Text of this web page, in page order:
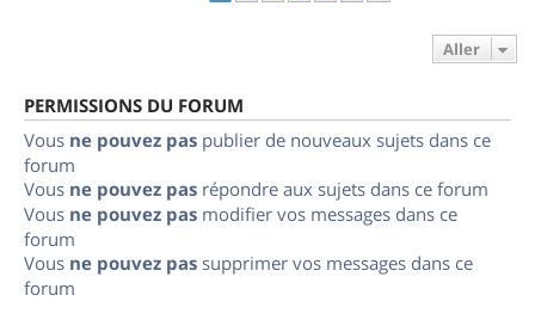
Aller
PERMISSIONS DU FORUM
Vous ne pouvez pas publier de nouveaux sujets dans ce
forum
Vous ne pouvez pas répondre aux sujets dans ce forum
Vous ne pouvez pas modifier vos messages dans ce
forum
Vous ne pouvez pas supprimer vos messages dans ce
forum